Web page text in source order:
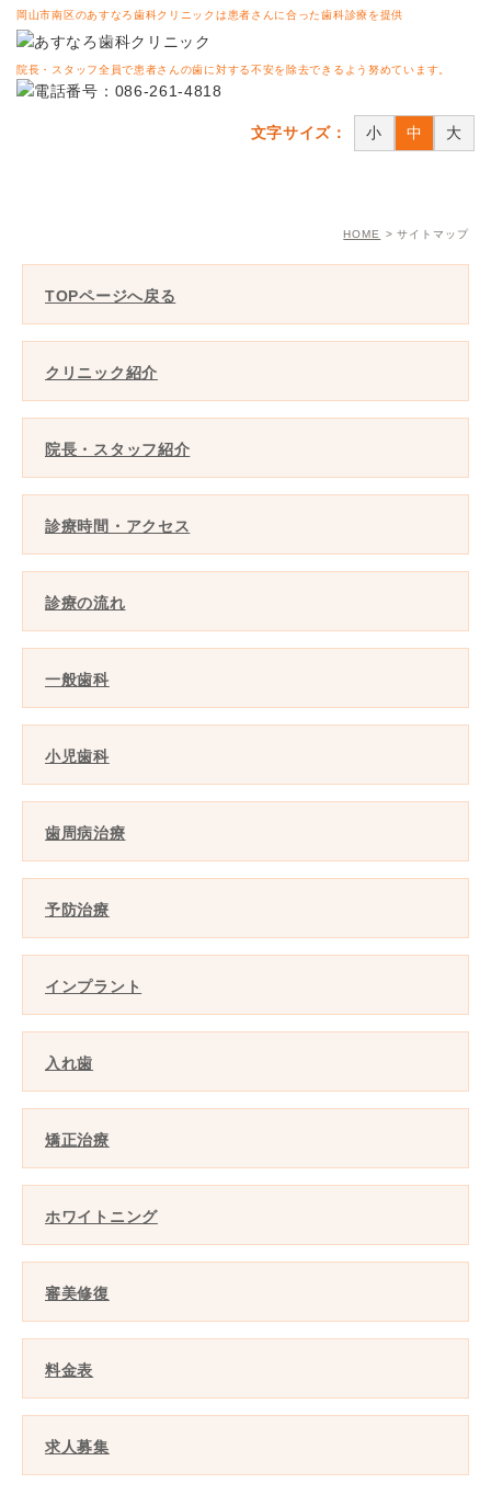
岡山市南区のあすなろ歯科クリニックは患者さんに合った歯科診療を提供
院長・スタッフ全員で患者さんの歯に対する不安を除去できるよう努めています。
文字サイズ： 小 中 大
HOME サイトマップ
TOPページへ戻る
クリニック紹介
院長・スタッフ紹介
診療時間・アクセス
診療の流れ
一般歯科
小児歯科
歯周病治療
予防治療
インプラント
入れ歯
矯正治療
ホワイトニング
審美修復
料金表
求人募集